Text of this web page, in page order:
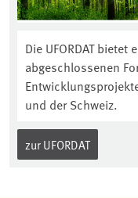
Die UFORDAT
abgeschlossenen
und der Schweiz.
zur UFORDAT